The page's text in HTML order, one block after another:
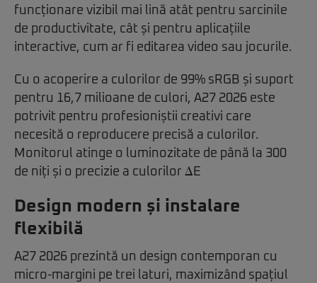
funcționare vizibil mai lină atât pentru sarcinile
de productivitate, cât și pentru aplicațiile
interactive, cum ar fi editarea video sau jocurile.
Cu o acoperire a culorilor de 99% sRGB și suport
pentru 16,7 milioane de culori, A27 2026 este
potrivit pentru profesioniștii creativi care
necesită o reproducere precisă a culorilor.
Monitorul atinge o luminozitate de până la 300
de niți și o precizie a culorilor ΔE
Design modern și instalare
flexibilă
A27 2026 prezintă un design contemporan cu
micro-margini pe trei laturi, maximizând spațiul